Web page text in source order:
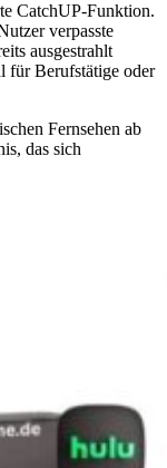
CatchUP-Funktion.
verpasste
ausgestrahlt
für Berufstätige oder
Fernsehen ab
das sich